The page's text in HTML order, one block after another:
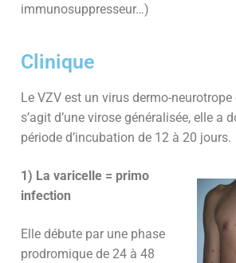
immunosuppresseur…)
Clinique
Le VZV est un virus dermo-neurotrope
s’agit d’une virose généralisée, elle a
période d’incubation de 12 à 20 jours.
1) La varicelle = primo
infection
Elle débute par une phase
prodromique de 24 à 48